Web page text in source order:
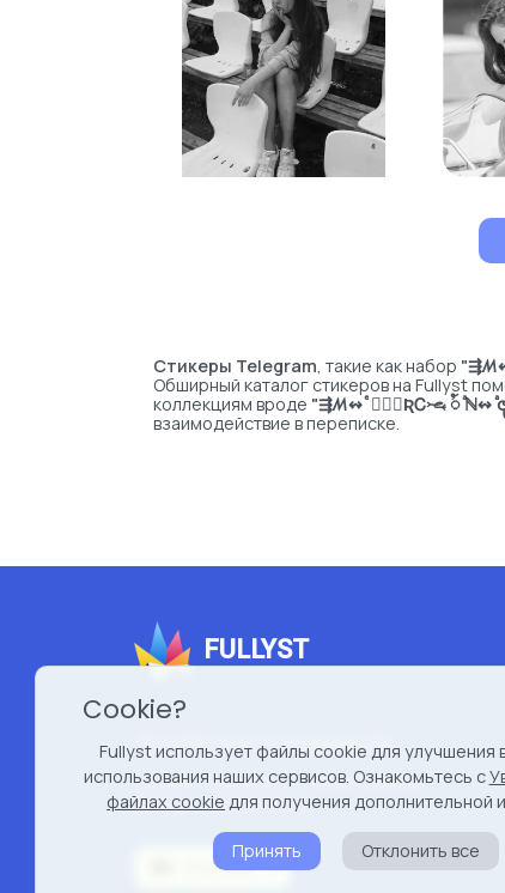
Стикеры Telegram, такие как набор
Обширный каталог стикеров на Fullyst
коллекциям вроде "⇶ꤵ↭ ⷷ ⃟⃟⃤ƦᏟ𖦦 ꪳ ⷶℕ↭
взаимодействие в переписке.
FULLYST
2026 Fullyst from Improvy OÜ
10145, Tornimäe tn 5, Tallinn, Estonia
Reg. code 16377480
Русский
Cookie?
Fullyst использует файлы cookie для улучшения
использования наших сервисов. Ознакомьтесь с
файлах cookie для получения дополнительной
Принять Отклонить все